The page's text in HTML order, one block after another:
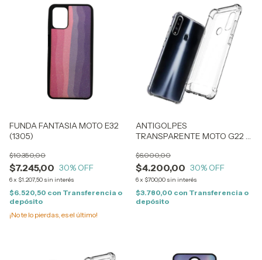
FUNDA FANTASIA MOTO E32
(1305)
$7.245,00
$10.350,00
30% OFF
6x $1.207,50 sin interés
$6.520,50 con Transferencia o
depósito
¡No te lo pierdas, es el último!
ANTIGOLPES
TRANSPARENTE MOTO G22 /
$4.200,00
$6.000,00
30% OFF
6x $700,00 sin interés
$3.780,00 con Transferencia o
depósito